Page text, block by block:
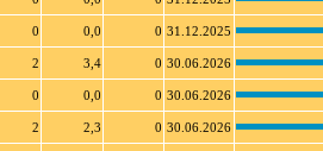
0 0,0 0 31.12.2025
2 3,4 0 30.06.2026
0 0,0 0 30.06.2026
2 2,3 0 30.06.2026